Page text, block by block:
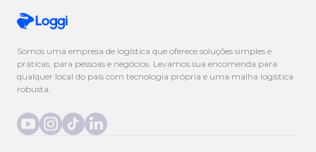
Somos uma empresa de logística que oferece soluções simples e
práticas, para pessoas e negócios. Levamos sua encomenda para
qualquer local do país com tecnologia própria e uma malha logística
robusta.